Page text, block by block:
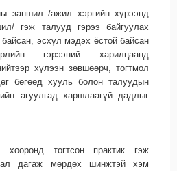
заншил /ажил хэргийн хүрээнд
гэж талууд гэрээ байгуулах
эсхүл мэдэх ёстой байсан
гэрээний харилцаанд
хүлээн зөвшөөрч, тогтмол
бөгөөд хууль болон талуудын
агуулгад харшлаагүй дадлыг
хооронд тогтсон практик гэж
дагаж мөрдөх шинжтэй хэм